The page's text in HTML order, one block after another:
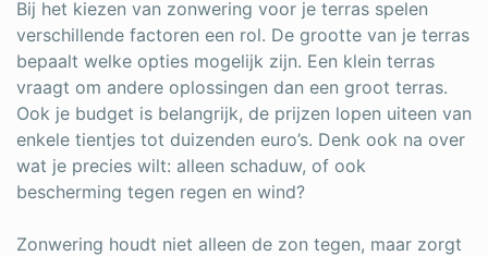
Bij het kiezen van zonwering voor je terras spelen
verschillende factoren een rol. De grootte van je terras
bepaalt welke opties mogelijk zijn. Een klein terras
vraagt om andere oplossingen dan een groot terras.
Ook je budget is belangrijk, de prijzen lopen uiteen van
enkele tientjes tot duizenden euro’s. Denk ook na over
wat je precies wilt: alleen schaduw, of ook
bescherming tegen regen en wind?
Zonwering houdt niet alleen de zon tegen, maar zorgt